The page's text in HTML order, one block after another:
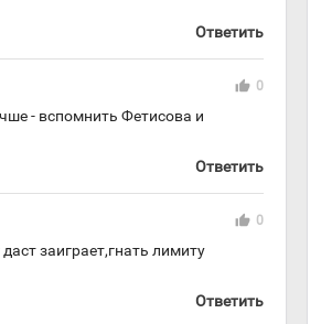
Ответить
thumb_up 0
- вспомнить Фетисова и
Ответить
thumb_up 0
заиграет,гнать лимиту
Ответить